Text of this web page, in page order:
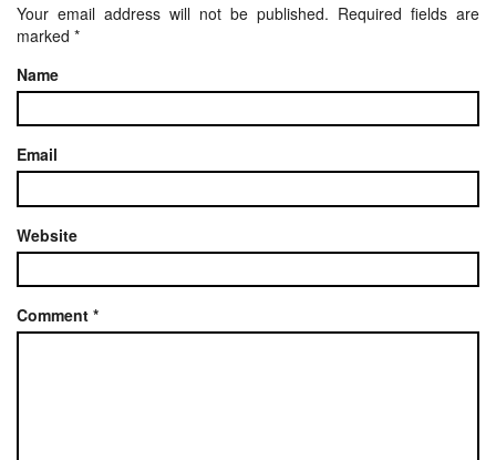
Your email address will not be published. Required fields are
marked *
Name
Email
Website
Comment *